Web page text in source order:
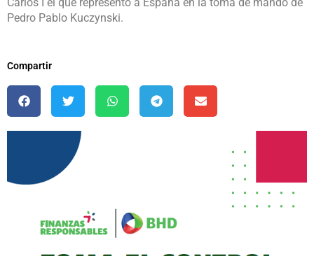
Pedro Pablo Kuczynski.
Compartir